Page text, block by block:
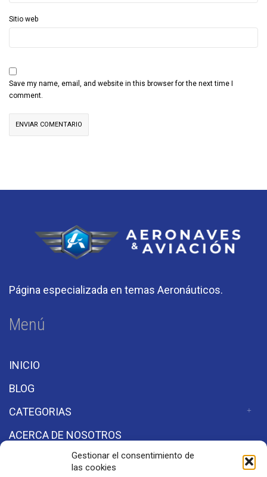
Gestionar el consentimiento de
las cookies
Sitio web
Save my name, email, and website in this browser for the next time I
comment.
Página especializada en temas Aeronáuticos.
Menú
INICIO
BLOG
CATEGORIAS
ACERCA DE NOSOTROS